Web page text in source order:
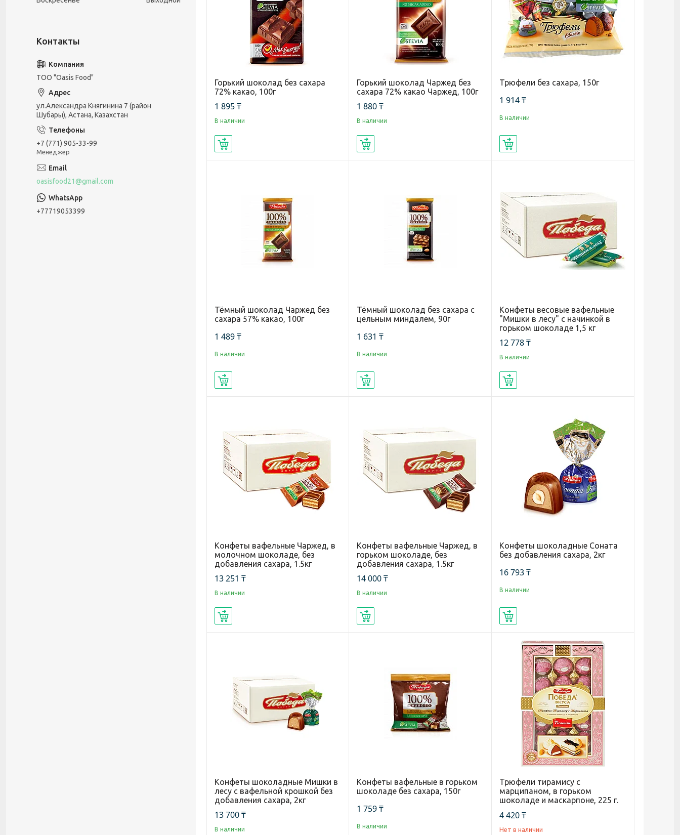
Горький шоколад без сахара
72% какао, 100г
1 895 ₸
В наличии
Горький шоколад Чаржед без
сахара 72% какао Чаржед, 100г
1 880 ₸
В наличии
Трюфели без сахара, 150г
1 914 ₸
В наличии
Тёмный шоколад Чаржед без
сахара 57% какао, 100г
1 489 ₸
В наличии
Тёмный шоколад без сахара с
цельным миндалем, 90г
1 631 ₸
В наличии
Конфеты весовые вафельные
"Мишки в лесу" с начинкой в
горьком шоколаде 1,5 кг
12 778 ₸
В наличии
Конфеты вафельные Чаржед, в
молочном шоколаде, без
добавления сахара, 1.5кг
13 251 ₸
В наличии
Конфеты вафельные Чаржед, в
горьком шоколаде, без
добавления сахара, 1.5кг
14 000 ₸
В наличии
Конфеты шоколадные Соната
без добавления сахара, 2кг
16 793 ₸
В наличии
Конфеты шоколадные Мишки в
лесу с вафельной крошкой без
добавления сахара, 2кг
13 700 ₸
В наличии
Конфеты вафельные в горьком
шоколаде без сахара, 150г
1 759 ₸
В наличии
Трюфели тирамису с
марципаном, в горьком
шоколаде и маскарпоне, 225 г.
4 420 ₸
Нет в наличии
ТОО "Oasis Food"
ул.Александра Княгинина 7 (район
Шубары), Астана, Казахстан
+7 (771) 905-33-99
Менеджер
oasisfood21@gmail.com
+77719053399